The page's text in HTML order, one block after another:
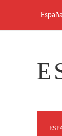
España